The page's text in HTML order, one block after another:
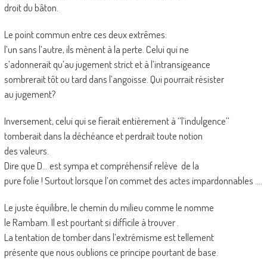
droit du bâton.
Le point commun entre ces deux extrêmes:
l’un sans l’autre, ils mènent à la perte. Celui qui ne
s’adonnerait qu’au jugement strict et à l’intransigeance
sombrerait tôt ou tard dans l’angoisse. Qui pourrait résister
au jugement?
Inversement, celui qui se fierait entièrement à ‘’l’indulgence’’
tomberait dans la déchéance et perdrait toute notion
des valeurs.
Dire que D… est sympa et compréhensif relève de la
pure folie ! Surtout lorsque l’on commet des actes impardonnables ….
Le juste équilibre, le chemin du milieu comme le nomme
le Rambam. Il est pourtant si difficile à trouver .
La tentation de tomber dans l’extrémisme est tellement
présente que nous oublions ce principe pourtant de base.